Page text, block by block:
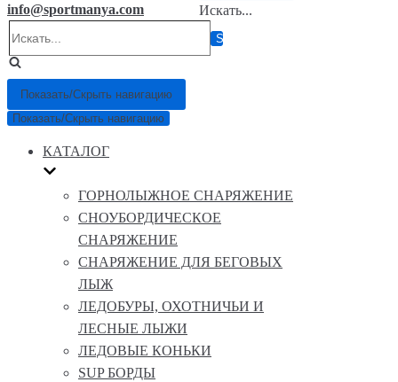
info@sportmanya.com
Искать...
Показать/Скрыть навигацию
Показать/Скрыть навигацию
КАТАЛОГ
ГОРНОЛЫЖНОЕ СНАРЯЖЕНИЕ
СНОУБОРДИЧЕСКОЕ
СНАРЯЖЕНИЕ
СНАРЯЖЕНИЕ ДЛЯ БЕГОВЫХ
ЛЫЖ
ЛЕДОБУРЫ, ОХОТНИЧЬИ И
ЛЕСНЫЕ ЛЫЖИ
ЛЕДОВЫЕ КОНЬКИ
SUP БОРДЫ